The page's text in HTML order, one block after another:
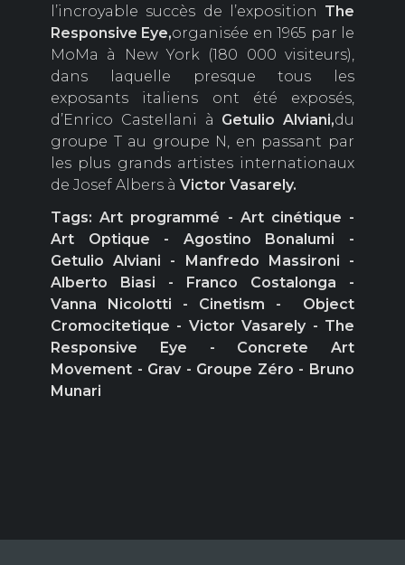
l’incroyable succès de l’exposition The
Responsive Eye,organisée en 1965 par le
MoMa à New York (180 000 visiteurs),
dans laquelle presque tous les
exposants italiens ont été exposés,
d’Enrico CasteIlani à Getulio Alviani,du
groupe T au groupe N, en passant par
les plus grands artistes internationaux
de Josef Albers à Victor Vasarely.
Tags: Art programmé - Art cinétique -
Art Optique - Agostino Bonalumi -
Getulio Alviani - Manfredo Massironi -
Alberto Biasi - Franco Costalonga -
Vanna Nicolotti - Cinetism - Object
Cromocitetique - Victor Vasarely - The
Responsive Eye - Concrete Art
Movement - Grav - Groupe Zéro - Bruno
Munari